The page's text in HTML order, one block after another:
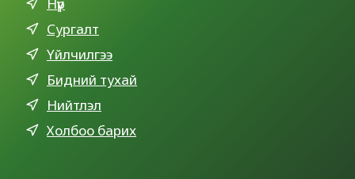
Сургалт
Үйлчилгээ
Бидний тухай
Нийтлэл
Холбоо барих